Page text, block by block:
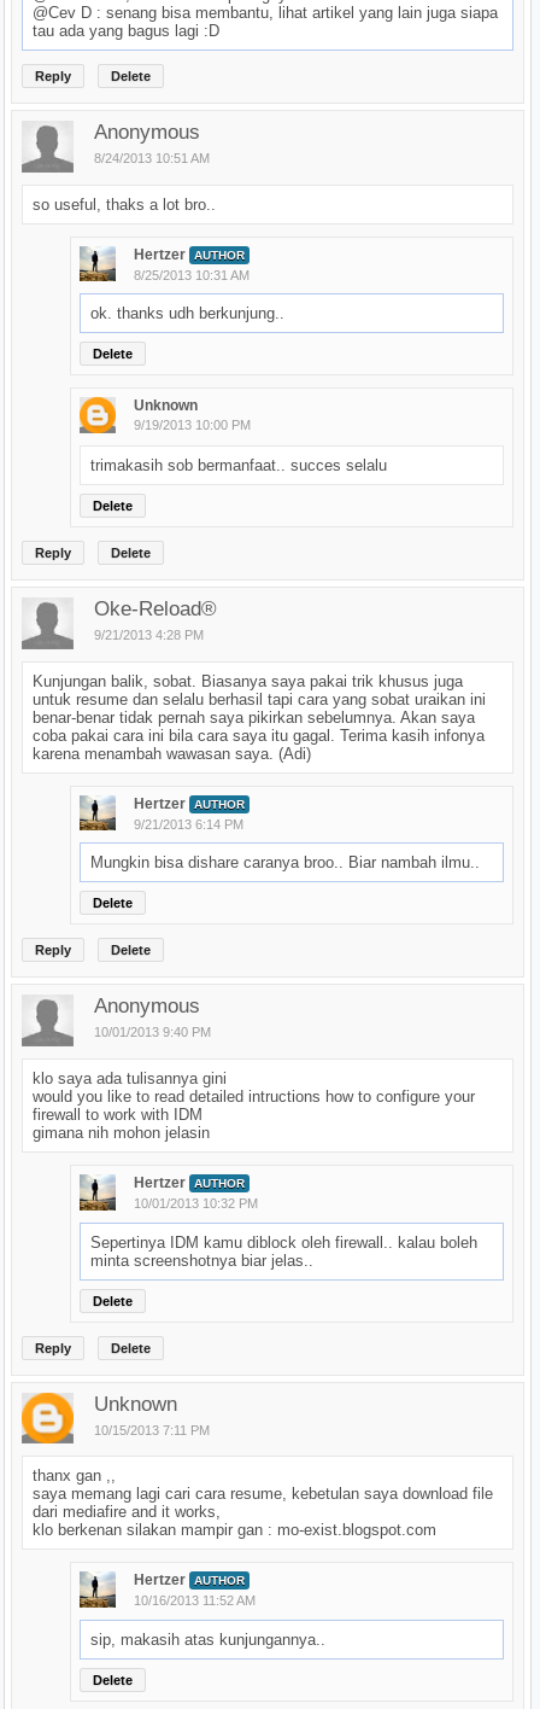
@Cev D : senang bisa membantu, lihat artikel yang lain juga siapa
tau ada yang bagus lagi :D
Reply Delete
Anonymous
8/24/2013 10:51 AM
so useful, thaks a lot bro..
Hertzer AUTHOR
8/25/2013 10:31 AM
ok. thanks udh berkunjung..
Delete
Unknown
9/19/2013 10:00 PM
trimakasih sob bermanfaat.. succes selalu
Delete
Reply Delete
Oke-Reload®
9/21/2013 4:28 PM
Kunjungan balik, sobat. Biasanya saya pakai trik khusus juga
untuk resume dan selalu berhasil tapi cara yang sobat uraikan ini
benar-benar tidak pernah saya pikirkan sebelumnya. Akan saya
coba pakai cara ini bila cara saya itu gagal. Terima kasih infonya
karena menambah wawasan saya. (Adi)
Hertzer AUTHOR
9/21/2013 6:14 PM
Mungkin bisa dishare caranya broo.. Biar nambah ilmu..
Delete
Reply Delete
Anonymous
10/01/2013 9:40 PM
klo saya ada tulisannya gini
would you like to read detailed intructions how to configure your
firewall to work with IDM
gimana nih mohon jelasin
Hertzer AUTHOR
10/01/2013 10:32 PM
Sepertinya IDM kamu diblock oleh firewall.. kalau boleh
minta screenshotnya biar jelas..
Delete
Reply Delete
Unknown
10/15/2013 7:11 PM
thanx gan ,,
saya memang lagi cari cara resume, kebetulan saya download file
dari mediafire and it works,
klo berkenan silakan mampir gan : mo-exist.blogspot.com
Hertzer AUTHOR
10/16/2013 11:52 AM
sip, makasih atas kunjungannya..
Delete